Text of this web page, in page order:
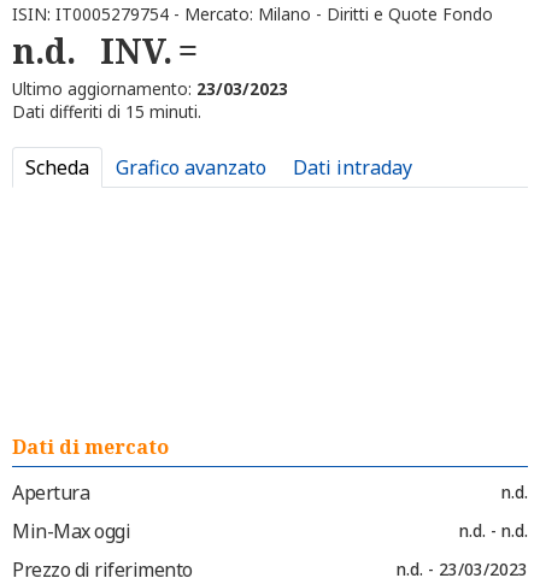
ISIN: IT0005279754 - Mercato: Milano - Diritti e Quote Fondo
n.d. INV.
Ultimo aggiornamento: 23/03/2023
Dati differiti di 15 minuti.
Scheda Grafico avanzato Dati intraday
Dati di mercato
Apertura
n.d.
Min-Max oggi n.d. - n.d.
Prezzo di riferimento n.d. - 23/03/2023